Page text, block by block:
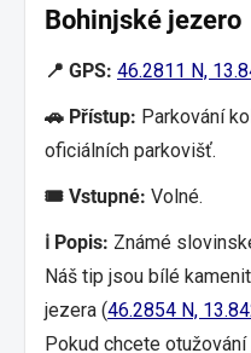
Bohinjské jezero
📍 GPS: 46.2811 N,
🚗 Přístup: Parkování
oficiálních parkovišť.
🎟️ Vstupné: Volné.
ℹ️ Popis: Známé
Náš tip jsou bílé
jezera (46.2854 N,
Pokud chcete